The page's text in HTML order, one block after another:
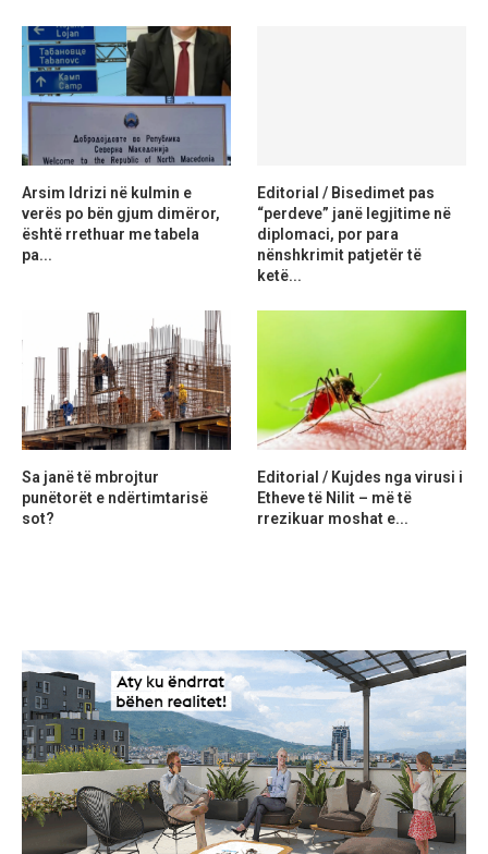
Arsim Idrizi në kulmin e
verës po bën gjum dimëror,
është rrethuar me tabela
pa...
Editorial / Bisedimet pas
“perdeve” janë legjitime në
diplomaci, por para
nënshkrimit patjetër të
ketë...
Sa janë të mbrojtur
punëtorët e ndërtimtarisë
sot?
Editorial / Kujdes nga virusi i
Etheve të Nilit – më të
rrezikuar moshat e...